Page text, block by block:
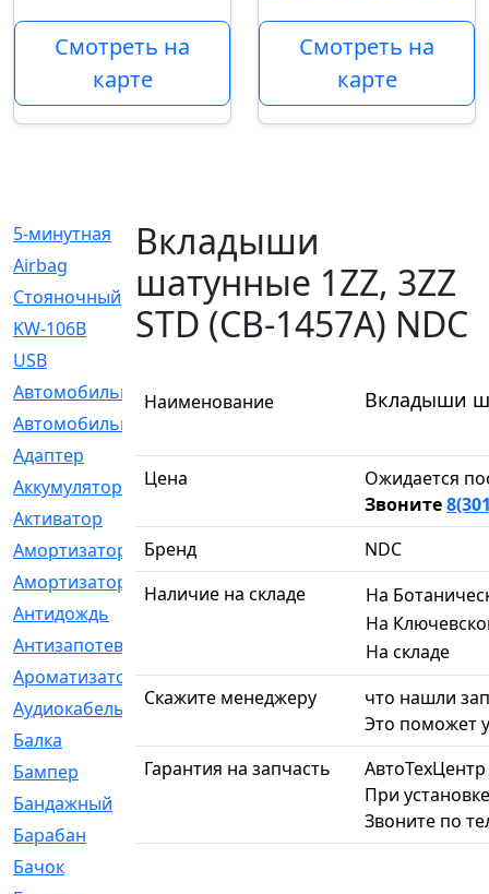
Смотреть на
карте
Смотреть на
карте
5-минутная
[1]
Airbag
[18]
Cтояночный
[1]
KW-106B
[0]
USB
Автомобильное
[6]
Автомобильный
Адаптер
[3]
Аккумулятор
Активатор
Амортизатор
[608]
Амортизаторы
Антидождь
Антизапотеватель
Ароматизатор
[35]
Аудиокабель
[2]
Балка
[58]
Бампер
[137]
Бандажный
Барабан
Бачок
Вкладыши
шатунные 1ZZ, 3ZZ
STD (CB-1457A) NDC
Наименование Вкладыши
Цена
Ожидается
Звоните
Бренд
NDC
Наличие на складе
На
На
На складе
Скажите менеджеру
что нашли
Это поможет
Гарантия на запчасть
При
Звоните по